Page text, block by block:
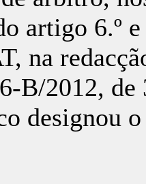
artigo 6.º
na
B/2012,
designou